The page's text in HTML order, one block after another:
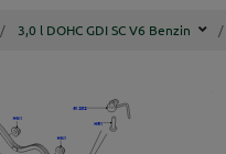
3,0 l DOHC GDI SC V6 Benzin